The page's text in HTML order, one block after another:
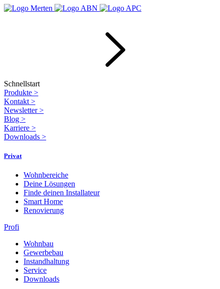
Schnellstart
Produkte >
Kontakt >
Newsletter>
Blog >
Karriere >
Downloads >
Privat
Wohnbereiche
Deine Lösungen
Finde deinen Installateur
Smart Home
Renovierung
Profi
Wohnbau
Gewerbebau
Instandhaltung
Service
Downloads